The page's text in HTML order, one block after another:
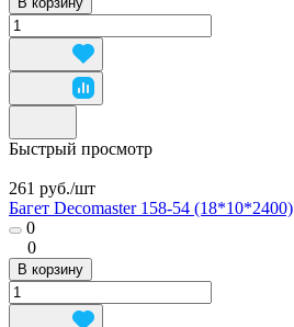
Быстрый просмотр
261 руб./шт
Багет Decomaster 158-54 (18*10*2400)
0
0
В корзину